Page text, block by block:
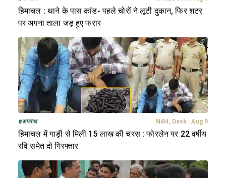
हिमाचल : थाने के पास कांड- पहले चोरों ने लूटी दुकान, फिर शटर
पर अपना ताला जड़ हुए फरार
#अपराध N4H_Desk Aug 9
हिमाचल में गाड़ी से मिली 15 लाख की चरस : फोरलेन पर 22 वर्षीय
रवि समेत दो गिरफ्तार